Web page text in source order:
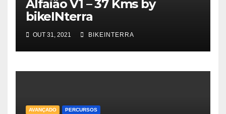
Alfaião V1 – 37 Kms by
bikeINterra
OUT 31, 2021 BIKEINTERRA
AVANÇADO PERCURSOS